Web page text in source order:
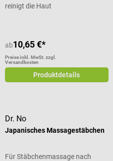
reinigt die Haut
ab10,65 €*
Preise inkl. MwSt. zzgl.
Versandkosten
Produktdetails
Dr. No
Japanisches Massagestäbchen
Für Stäbchenmassage nach